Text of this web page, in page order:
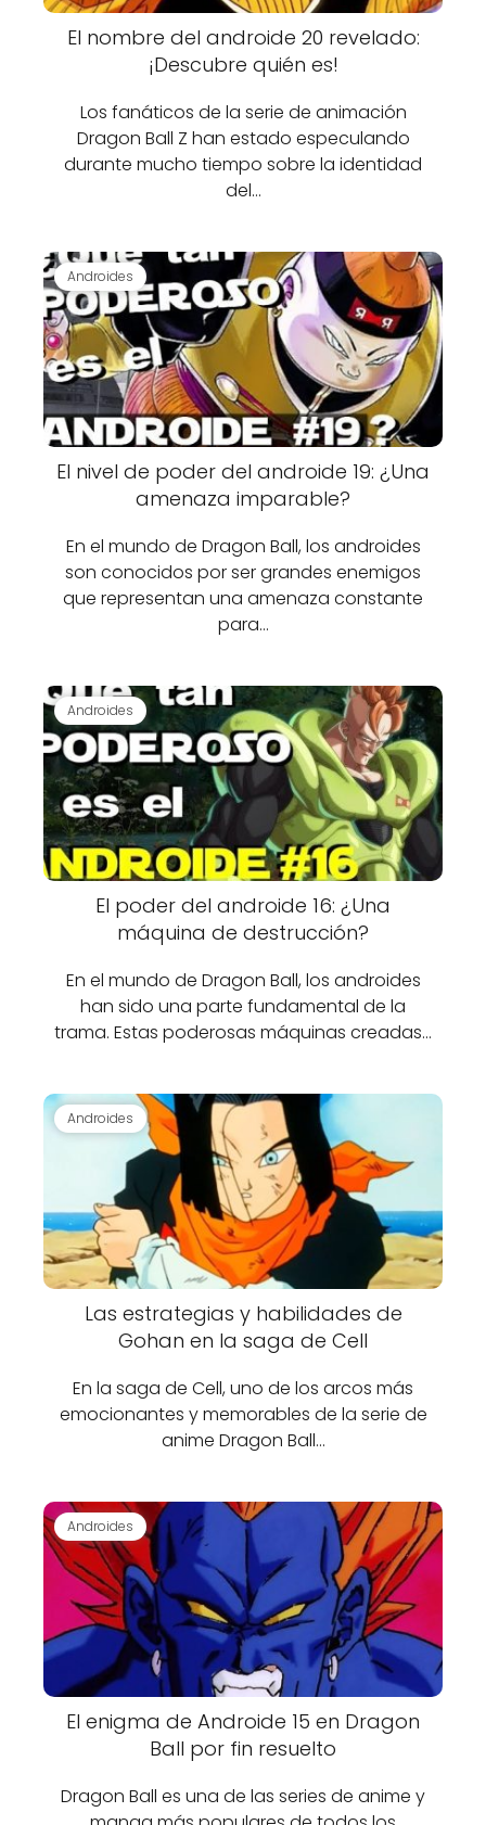
El nombre del androide 20 revelado:
¡Descubre quién es!
Los fanáticos de la serie de animación
Dragon Ball Z han estado especulando
durante mucho tiempo sobre la identidad
del…
Androides
El nivel de poder del androide 19: ¿Una
amenaza imparable?
En el mundo de Dragon Ball, los androides
son conocidos por ser grandes enemigos
que representan una amenaza constante
para…
Androides
El poder del androide 16: ¿Una
máquina de destrucción?
En el mundo de Dragon Ball, los androides
han sido una parte fundamental de la
trama. Estas poderosas máquinas creadas…
Androides
Las estrategias y habilidades de
Gohan en la saga de Cell
En la saga de Cell, uno de los arcos más
emocionantes y memorables de la serie de
anime Dragon Ball…
Androides
El enigma de Androide 15 en Dragon
Ball por fin resuelto
Dragon Ball es una de las series de anime y